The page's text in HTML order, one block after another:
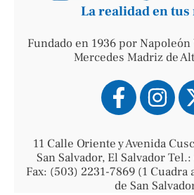
La realidad en tus
Fundado en 1936 por
Mercedes Madriz de
11 Calle Oriente y Avenida
San Salvador, El Salvador
Fax: (503) 2231-7869 (1 Cuadra
de San